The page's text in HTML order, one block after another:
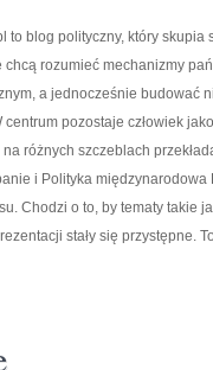
to blog polityczny, który skupia
chcą rozumieć mechanizmy
a jednocześnie budować
centrum pozostaje człowiek
różnych szczeblach
i Polityka
Chodzi o to, by tematy takie
stały się przystępne.